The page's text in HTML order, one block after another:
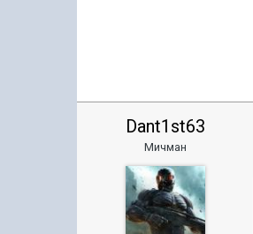
Dant1st63
Мичман